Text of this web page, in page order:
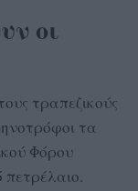
οι
τραπεζικούς
τα
Φόρου